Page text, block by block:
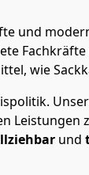
und
wie
Leistungen
und